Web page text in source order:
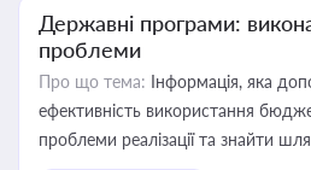
Державні програми:
проблеми
Про що тема: Інформація, яка
ефективність використання
проблеми реалізації та знайти